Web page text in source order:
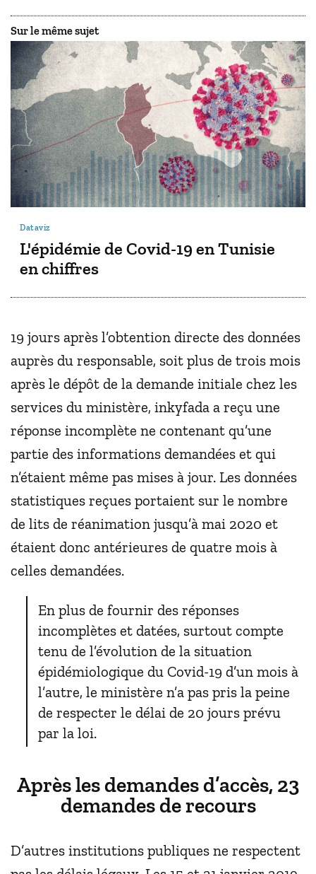
Sur le même sujet
Dataviz
L'épidémie de Covid-19 en Tunisie
en chiffres
19 jours après l’obtention directe des données
auprès du responsable, soit plus de trois mois
après le dépôt de la demande initiale chez les
services du ministère, inkyfada a reçu une
réponse incomplète ne contenant qu’une
partie des informations demandées et qui
n’étaient même pas mises à jour. Les données
statistiques reçues portaient sur le nombre
de lits de réanimation jusqu’à mai 2020 et
étaient donc antérieures de quatre mois à
celles demandées.
En plus de fournir des réponses
incomplètes et datées, surtout compte
tenu de l’évolution de la situation
épidémiologique du Covid-19 d’un mois à
l’autre, le ministère n’a pas pris la peine
de respecter le délai de 20 jours prévu
par la loi.
Après les demandes d’accès, 23
demandes de recours
D’autres institutions publiques ne respectent